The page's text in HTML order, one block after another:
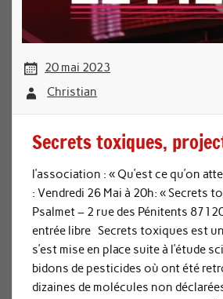
20 mai 2023
Christian
Secrets toxiques,
l’association : « Qu’est ce qu’on
: Vendredi 26 Mai à 20h: « Secrets
Psalmet – 2 rue des Pénitents
entrée libre Secrets toxiques est
s’est mise en place suite à l’étude
bidons de pesticides où ont été
dizaines de molécules non